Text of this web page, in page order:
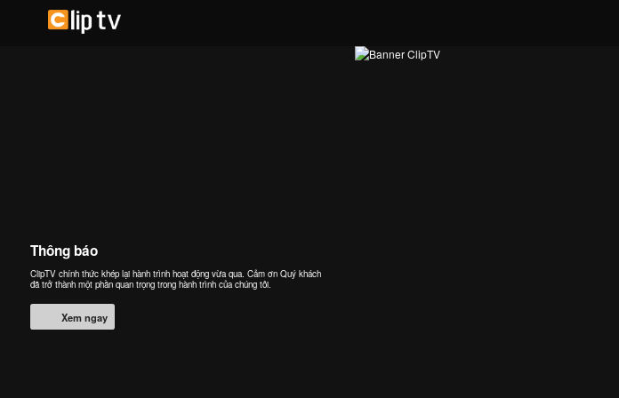
Thông báo
ClipTV chính thức khép lại hành trình hoạt động vừa qua. Cảm ơn Quý khách
đã trở thành một phần quan trọng trong hành trình của chúng tôi.
Xem ngay